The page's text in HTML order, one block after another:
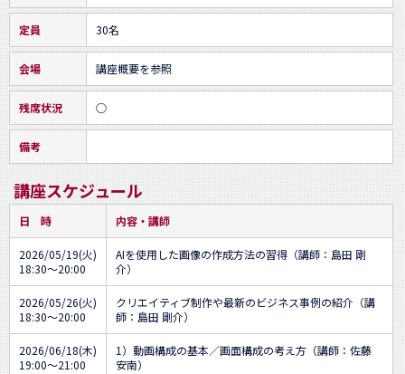
定員 30名
会場 講座概要を参照
残席状況 ○
備考
講座スケジュール
日 時 内容・講師
2026/05/19(火)
18:30～20:00
AIを使用した画像の作成方法の習得（講師：島田 剛
介）
2026/05/26(火)
18:30～20:00
クリエイティブ制作や最新のビジネス事例の紹介（講
師：島田 剛介）
2026/06/18(木)
19:00～21:00
1）動画構成の基本／画面構成の考え方（講師：佐藤
安南）